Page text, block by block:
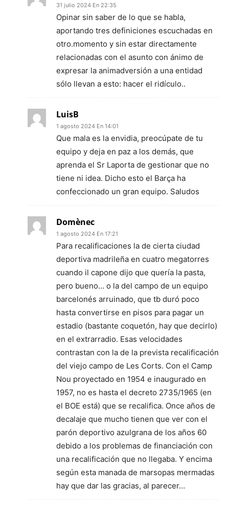
31 julio 2024 En 22:35
Opinar sin saber de lo que se habla,
aportando tres definiciones escuchadas en
otro.momento y sin estar directamente
relacionadas con el asunto con ánimo de
expresar la animadversión a una entidad
sólo llevan a esto: hacer el ridículo..
LuisB
1 agosto 2024 En 14:01
Que mala es la envidia, preocúpate de tu
equipo y deja en paz a los demás, que
aprenda el Sr Laporta de gestionar que no
tiene ni idea. Dicho esto el Barça ha
confeccionado un gran equipo. Saludos
Domènec
1 agosto 2024 En 17:21
Para recalificaciones la de cierta ciudad
deportiva madrileña en cuatro megatorres
cuando il capone dijo que quería la pasta,
pero bueno… o la del campo de un equipo
barcelonés arruinado, que tb duró poco
hasta convertirse en pisos para pagar un
estadio (bastante coquetón, hay que decirlo)
en el extrarradio. Esas velocidades
contrastan con la de la prevista recalificación
del viejo campo de Les Corts. Con el Camp
Nou proyectado en 1954 e inaugurado en
1957, no es hasta el decreto 2735/1965 (en
el BOE está) que se recalifica. Once años de
decalaje que mucho tienen que ver con el
parón deportivo azulgrana de los años 60
debido a los problemas de financiación con
una recalificación que no llegaba. Y encima
según esta manada de marsopas mermadas
hay que dar las gracias, al parecer…